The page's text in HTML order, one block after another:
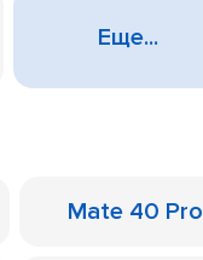
Еще...
Mate 40 Pro